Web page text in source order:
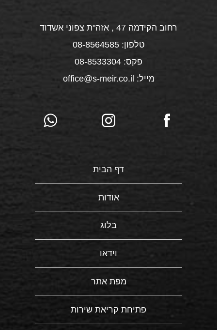
רחוב הקידמה 47 , אזה"ת צפוני אשדוד
טלפון: 08-8564585
פקס: 08-8533304
מייל: office@s-meir.co.il
דף הבית
אודות
בלוג
וידאו
מפת אתר
פתיחת קריאת שירות